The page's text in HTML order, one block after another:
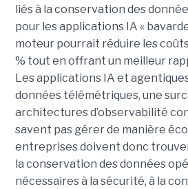
liés à la conservation des
pour les applications IA «
moteur pourrait réduire les
% tout en offrant un meilleur
Les applications IA et
données télémétriques, une
architectures d’observabilité
savent pas gérer de manière
entreprises doivent donc
la conservation des données
nécessaires à la sécurité, à la